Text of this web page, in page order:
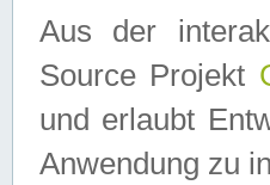
Aus der
Source Projekt
und erlaubt
Anwendung zu